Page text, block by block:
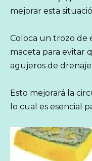
mejorar esta
Coloca un trozo de
maceta para evitar
agujeros de drenaje.
Esto mejorará la
lo cual es esencial